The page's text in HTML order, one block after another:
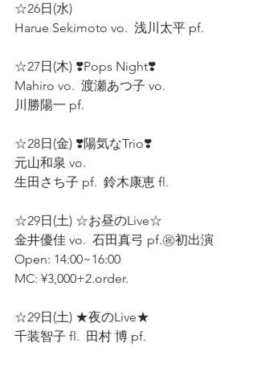
☆26日(水)
Harue Sekimoto vo.  浅川太平 pf.
☆27日(木) ❣️Pops Night❣️
Mahiro vo.  渡瀬あつ子 vo.
川勝陽一 pf.
☆28日(金) ❣️陽気なTrio❣️
元山和泉 vo.
生田さち子 pf.  鈴木康恵 fl.
☆29日(土) ☆お昼のLive☆
金井優佳 vo.  石田真弓 pf.㊗️初出演
Open: 14:00~16:00
MC: ¥3,000+2.order.
☆29日(土) ★夜のLive★
千装智子 fl.  田村 博 pf.